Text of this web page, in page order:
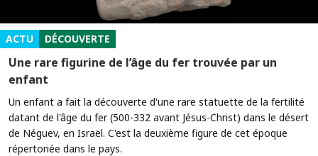
ACTU DÉCOUVERTE
Une rare figurine de l’âge du fer trouvée par un
enfant
Un enfant a fait la découverte d'une rare statuette de la fertilité
datant de l'âge du fer (500-332 avant Jésus-Christ) dans le désert
de Néguev, en Israël. C'est la deuxième figure de cet époque
répertoriée dans le pays.